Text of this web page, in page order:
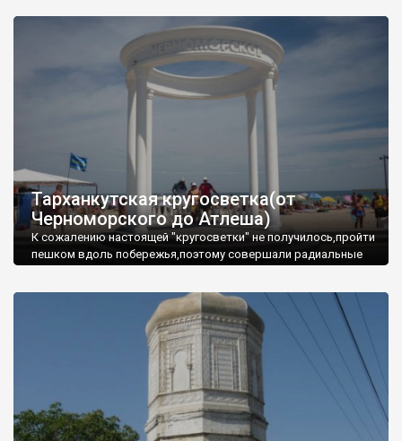
Тарханкутская кругосветка(от
Черноморского до Атлеша)
К сожалению настоящей "кругосветки" не получилось,пройти
пешком вдоль побережья,поэтому совершали радиальные